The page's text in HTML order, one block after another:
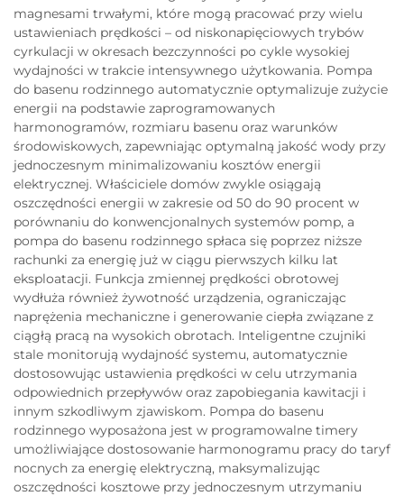
magnesami trwałymi, które mogą pracować przy wielu
ustawieniach prędkości – od niskonapięciowych trybów
cyrkulacji w okresach bezczynności po cykle wysokiej
wydajności w trakcie intensywnego użytkowania. Pompa
do basenu rodzinnego automatycznie optymalizuje zużycie
energii na podstawie zaprogramowanych
harmonogramów, rozmiaru basenu oraz warunków
środowiskowych, zapewniając optymalną jakość wody przy
jednoczesnym minimalizowaniu kosztów energii
elektrycznej. Właściciele domów zwykle osiągają
oszczędności energii w zakresie od 50 do 90 procent w
porównaniu do konwencjonalnych systemów pomp, a
pompa do basenu rodzinnego spłaca się poprzez niższe
rachunki za energię już w ciągu pierwszych kilku lat
eksploatacji. Funkcja zmiennej prędkości obrotowej
wydłuża również żywotność urządzenia, ograniczając
naprężenia mechaniczne i generowanie ciepła związane z
ciągłą pracą na wysokich obrotach. Inteligentne czujniki
stale monitorują wydajność systemu, automatycznie
dostosowując ustawienia prędkości w celu utrzymania
odpowiednich przepływów oraz zapobiegania kawitacji i
innym szkodliwym zjawiskom. Pompa do basenu
rodzinnego wyposażona jest w programowalne timery
umożliwiające dostosowanie harmonogramu pracy do taryf
nocnych za energię elektryczną, maksymalizując
oszczędności kosztowe przy jednoczesnym utrzymaniu